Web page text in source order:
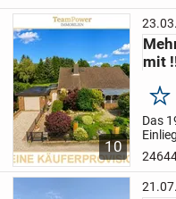
Zu dem Anwesen
Der Garten ist liebevoll
kann nach eigenen
10
mit
Das